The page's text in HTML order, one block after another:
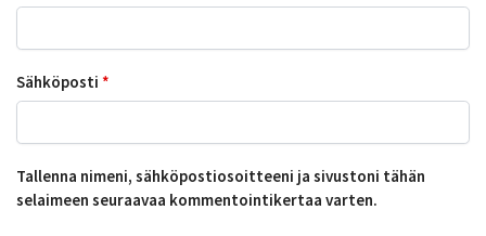
Sähköposti *
Tallenna nimeni, sähköpostiosoitteeni ja sivustoni tähän
selaimeen seuraavaa kommentointikertaa varten.